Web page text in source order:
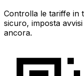
Controlla le tariffe in
sicuro, imposta
ancora.